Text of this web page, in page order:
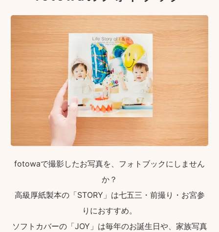
fotowaで撮影したお写真を、フォトブックにしません
か？
高級厚紙製本の「STORY」は七五三・前撮り・お宮参
りにおすすめ。
ソフトカバーの「JOY」は毎年のお誕生日や、家族写真